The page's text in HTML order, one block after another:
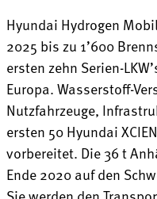
Hyundai Hydrogen
2025 bis zu 1’600
ersten zehn Serien-
Europa. Wasserstoff-
Nutzfahrzeuge,
ersten 50 Hyundai
vorbereitet. Die 36 t
Ende 2020 auf den